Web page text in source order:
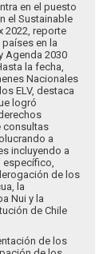
en el puesto
el Sustainable
2022, reporte
en la
Agenda 2030
la fecha,
Nacionales
ELV, destaca
logró
consultas
a
incluyendo a
específico,
de los
la
Nui y la
de Chile
de los